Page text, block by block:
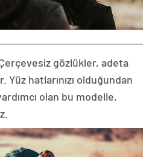
gözlükler, adeta
hatlarınızı olduğundan
olan bu modelle,